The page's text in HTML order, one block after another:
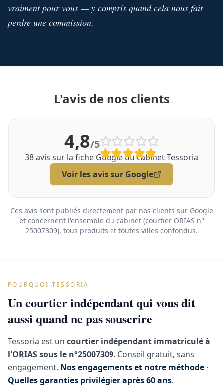
vraiment pour vous — y compris quand cela nous fait
perdre une commission.
L'avis de nos clients
4,8/5
38avis sur la fiche Google du cabinet Tessoria
Voir les avis sur Google
Ces avis sont publiés directement par nos clients sur Google
et concernent l'ensemble du cabinet (courtier ORIAS n°
25007309), tous produits et toutes villes confondus.
POURQUOI TESSORIA
Un courtier indépendant qui vous dit
aussi quand ne pas souscrire
Tessoria est un courtier indépendant immatriculé à
l'ORIAS sous le n°25007309. Conseil gratuit, sans
engagement. Nos engagements et notre méthode ·
Quelles garanties privilégier après 60 ans.